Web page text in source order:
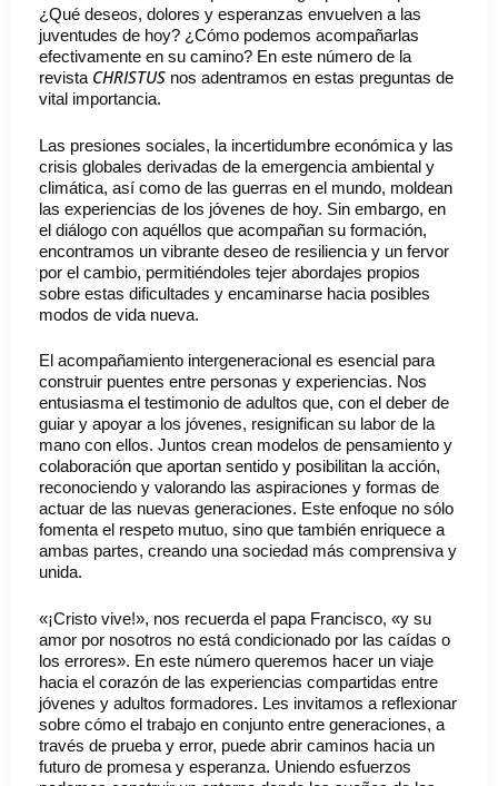
¿Qué deseos, dolores y esperanzas envuelven a las
juventudes de hoy? ¿Cómo podemos acompañarlas
efectivamente en su camino? En este número de la
revista CHRISTUS nos adentramos en estas preguntas de
vital importancia.
Las presiones sociales, la incertidumbre económica y las
crisis globales derivadas de la emergencia ambiental y
climática, así como de las guerras en el mundo, moldean
las experiencias de los jóvenes de hoy. Sin embargo, en
el diálogo con aquéllos que acompañan su formación,
encontramos un vibrante deseo de resiliencia y un fervor
por el cambio, permitiéndoles tejer abordajes propios
sobre estas dificultades y encaminarse hacia posibles
modos de vida nueva.
El acompañamiento intergeneracional es esencial para
construir puentes entre personas y experiencias. Nos
entusiasma el testimonio de adultos que, con el deber de
guiar y apoyar a los jóvenes, resignifican su labor de la
mano con ellos. Juntos crean modelos de pensamiento y
colaboración que aportan sentido y posibilitan la acción,
reconociendo y valorando las aspiraciones y formas de
actuar de las nuevas generaciones. Este enfoque no sólo
fomenta el respeto mutuo, sino que también enriquece a
ambas partes, creando una sociedad más comprensiva y
unida.
«¡Cristo vive!», nos recuerda el papa Francisco, «y su
amor por nosotros no está condicionado por las caídas o
los errores». En este número queremos hacer un viaje
hacia el corazón de las experiencias compartidas entre
jóvenes y adultos formadores. Les invitamos a reflexionar
sobre cómo el trabajo en conjunto entre generaciones, a
través de prueba y error, puede abrir caminos hacia un
futuro de promesa y esperanza. Uniendo esfuerzos